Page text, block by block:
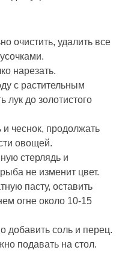
очистить, удалить все
нарезать.
с растительным
лук до золотистого
чеснок, продолжать
овощей.
стерлядь и
не изменит цвет.
пасту, оставить
огне около 10-15
добавить соль и перец.
подавать на стол.